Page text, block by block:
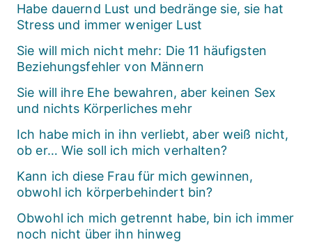
Habe dauernd Lust und bedränge sie, sie hat
Stress und immer weniger Lust
Sie will mich nicht mehr: Die 11 häufigsten
Beziehungsfehler von Männern
Sie will ihre Ehe bewahren, aber keinen Sex
und nichts Körperliches mehr
Ich habe mich in ihn verliebt, aber weiß nicht,
ob er… Wie soll ich mich verhalten?
Kann ich diese Frau für mich gewinnen,
obwohl ich körperbehindert bin?
Obwohl ich mich getrennt habe, bin ich immer
noch nicht über ihn hinweg